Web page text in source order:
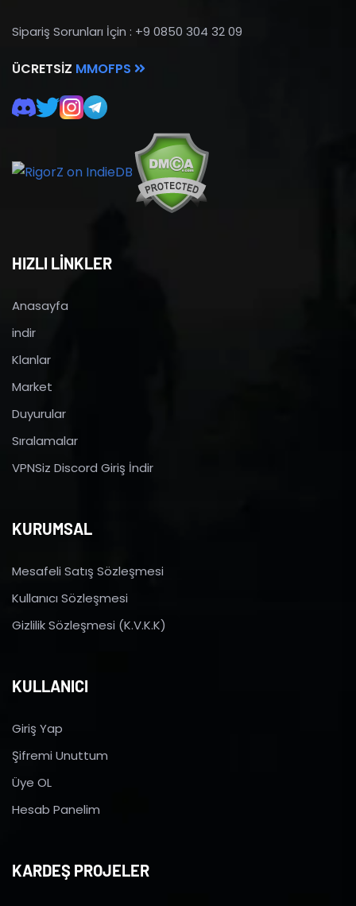
Sipariş Sorunları İçin : +9 0850 304 32 09
ÜCRETSIZ MMOFPS
HIZLI LİNKLER
Anasayfa
indir
Klanlar
Market
Duyurular
Sıralamalar
VPNSiz Discord Giriş İndir
KURUMSAL
Mesafeli Satış Sözleşmesi
Kullanıcı Sözleşmesi
Gizlilik Sözleşmesi (K.V.K.K)
KULLANICI
Giriş Yap
Şifremi Unuttum
Üye OL
Hesab Panelim
KARDEŞ PROJELER